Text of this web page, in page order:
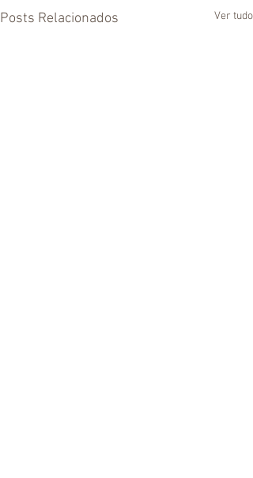
Posts Relacionados Ver tudo